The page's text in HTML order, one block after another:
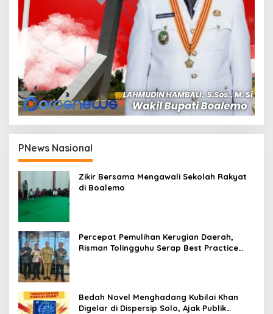
PNews Nasional
Zikir Bersama Mengawali Sekolah Rakyat
di Boalemo
Percepat Pemulihan Kerugian Daerah,
Risman Tolingguhu Serap Best Practice
Bedah Novel Menghadang Kubilai Khan
Digelar di Dispersip Solo, Ajak Publik